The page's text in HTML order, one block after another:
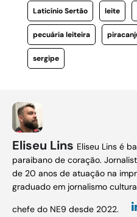
Laticínio Sertão leite
pecuária leiteira
sergipe
Eliseu Lins Eliseu Lins é
paraibano de coração.
de 20 anos de atuação na
graduado em jornalismo
chefe do NE9 desde 2022.